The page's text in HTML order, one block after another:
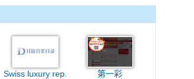
Swiss luxury rep. 第一彩